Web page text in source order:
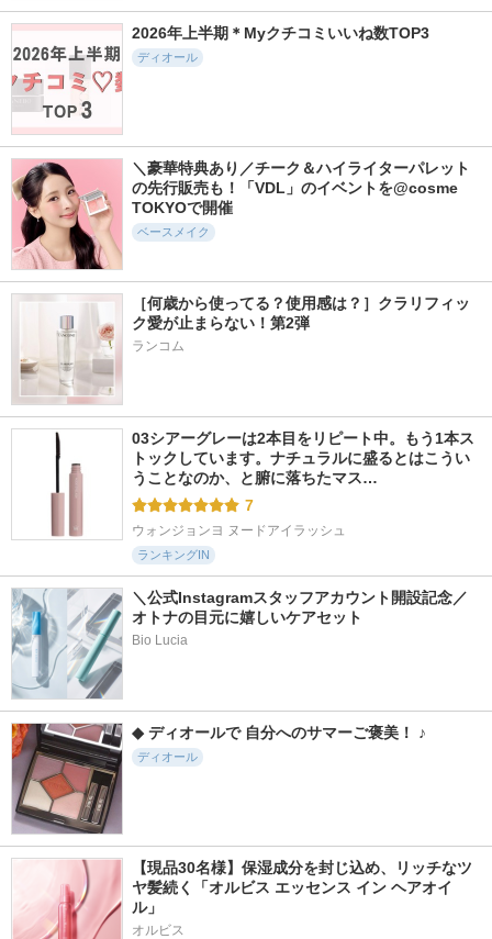
ディオール フォー
エヴァー フルイド
ライトリフレクティ
ングセッティングパ
ウダー プレスト N
NARS
プードルコンパクト
エサンシエルｎ
5.6
4682件
ライトリフレクティ
ング プリズマティ
ックパウダー
NARS
5.6
ディオールスキン
フォーエヴァー イ
ディオール
5.4
ディオールスキン
フォーエヴァー フ
ルイド グロウ
5.8
779件
ディオールスキン
フォーエヴァー グ
5.4
7354件
エッセンス スキン
グロウ ファンデー
2026年上半期＊Myクチコミいいね数TOP3
ディオール
＼豪華特典あり／チーク＆ハイライターパレット
の先行販売も！「VDL」のイベントを@cosme
TOKYOで開催
ベースメイク
［何歳から使ってる？使用感は？］クラリフィッ
ク愛が止まらない！第2弾
ランコム
03シアーグレーは2本目をリピート中。もう1本ス
トックしています。ナチュラルに盛るとはこうい
うことなのか、と腑に落ちたマス…
7
ウォンジョンヨ ヌードアイラッシュ
ランキングIN
＼公式Instagramスタッフアカウント開設記念／
オトナの目元に嬉しいケアセット
Bio Lucia
◆ ディオールで 自分へのサマーご褒美！ ♪
ディオール
【現品30名様】保湿成分を封じ込め、リッチなツ
ヤ髪続く「オルビス エッセンス イン ヘアオイ
ル」
オルビス